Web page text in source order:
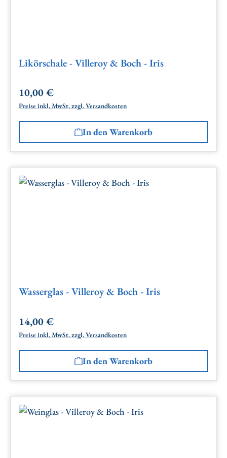
Likörschale - Villeroy & Boch - Iris
Regulärer Preis:
10,00 €
Preise inkl. MwSt. zzgl. Versandkosten
In den Warenkorb
Wasserglas - Villeroy & Boch - Iris
Regulärer Preis:
14,00 €
Preise inkl. MwSt. zzgl. Versandkosten
In den Warenkorb